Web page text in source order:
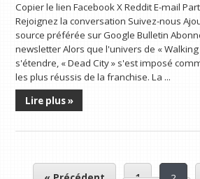
Copier le lien Facebook X Reddit E-mail
Rejoignez la conversation Suivez-nous
source préférée sur Google Bulletin
newsletter Alors que l'univers de «
s'étendre, « Dead City » s'est imposé
les plus réussis de la franchise. La ...
Lire plus »